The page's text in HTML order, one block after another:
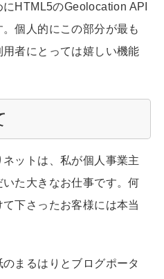
HTML5のGeolocation API
個人的にこの部分が最も
者にとっては嬉しい機能
ットは、私が個人事業主
た大きなお仕事です。何
下さったお客様には本当
まるはりとブログポータ